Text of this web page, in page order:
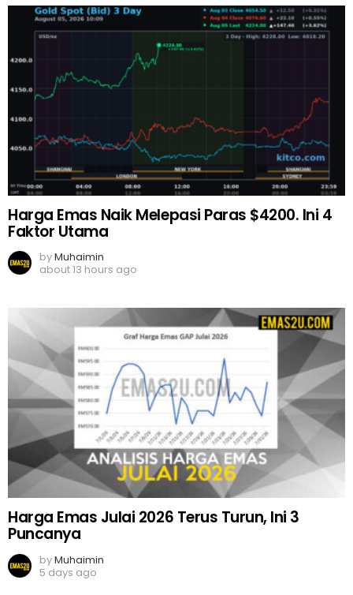
Harga Emas Naik Melepasi Paras $4200. Ini 4
Faktor Utama
byMuhaimin
about 13 hours ago
Harga Emas Julai 2026 Terus Turun, Ini 3
Puncanya
byMuhaimin
5 days ago